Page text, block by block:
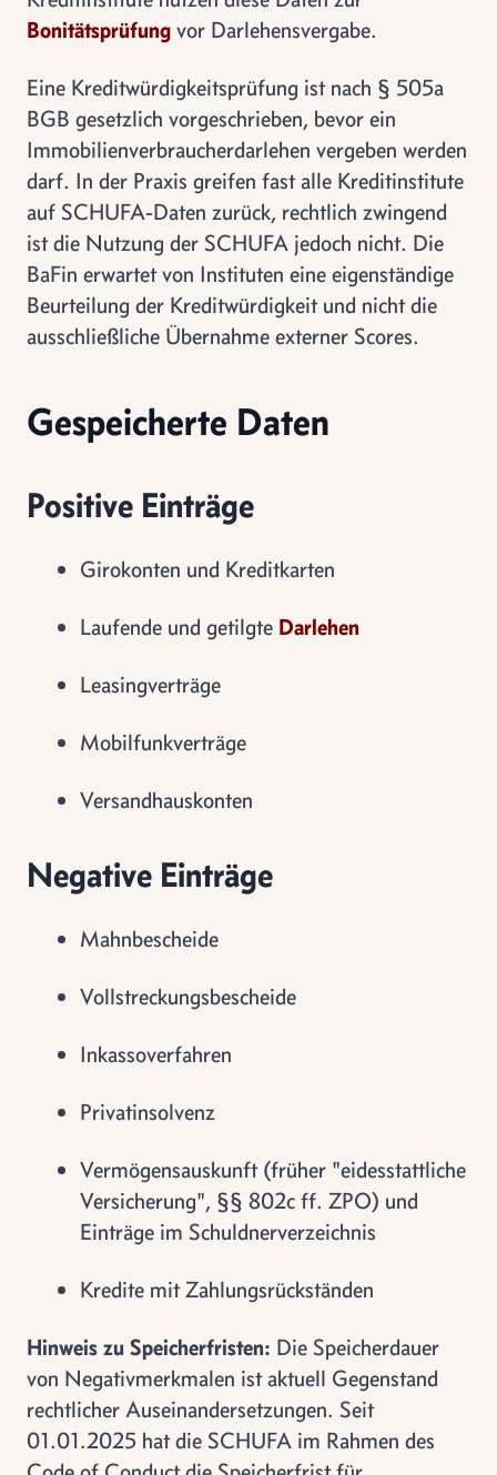
Bonitätsprüfung vor Darlehensvergabe.
Eine Kreditwürdigkeitsprüfung ist nach § 505a
BGB gesetzlich vorgeschrieben, bevor ein
Immobilienverbraucherdarlehen vergeben werden
darf. In der Praxis greifen fast alle Kreditinstitute
auf SCHUFA-Daten zurück, rechtlich zwingend
ist die Nutzung der SCHUFA jedoch nicht. Die
BaFin erwartet von Instituten eine eigenständige
Beurteilung der Kreditwürdigkeit und nicht die
ausschließliche Übernahme externer Scores.
Gespeicherte Daten
Positive Einträge
Girokonten und Kreditkarten
Laufende und getilgte Darlehen
Leasingverträge
Mobilfunkverträge
Versandhauskonten
Negative Einträge
Mahnbescheide
Vollstreckungsbescheide
Inkassoverfahren
Privatinsolvenz
Vermögensauskunft (früher "eidesstattliche
Versicherung", §§ 802c ff. ZPO) und
Einträge im Schuldnerverzeichnis
Kredite mit Zahlungsrückständen
Hinweis zu Speicherfristen: Die Speicherdauer
von Negativmerkmalen ist aktuell Gegenstand
rechtlicher Auseinandersetzungen. Seit
01.01.2025 hat die SCHUFA im Rahmen des